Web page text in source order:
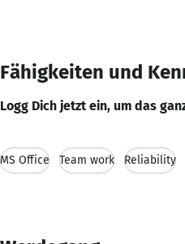
Fähigkeiten und
Logg Dich jetzt ein, um das
MS Office Team work Reliability